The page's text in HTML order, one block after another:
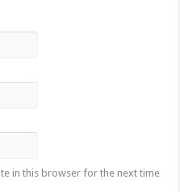
in this browser for the next time